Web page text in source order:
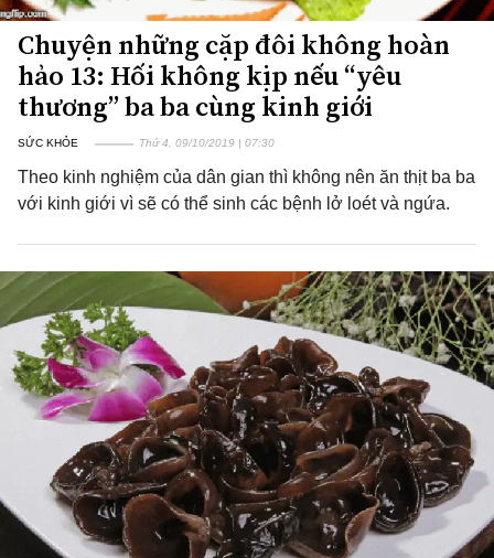
Chuyện những cặp đôi không hoàn
hảo 13: Hối không kịp nếu “yêu
thương” ba ba cùng kinh giới
SỨC KHỎE Thứ 4, 09/10/2019 | 07:30
Theo kinh nghiệm của dân gian thì không nên ăn thịt ba ba
với kinh giới vì sẽ có thể sinh các bệnh lở loét và ngứa.